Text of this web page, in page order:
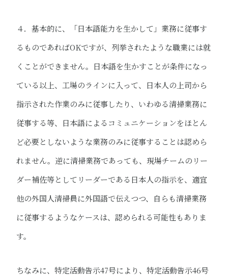
４．基本的に、「日本語能力を生かして」業務に従事す
るものであればOKですが、列挙されたような職業には就
くことができません。日本語を生かすことが条件になっ
ている以上、工場のラインに入って、日本人の上司から
指示された作業のみに従事したり、いわゆる清掃業務に
従事する等、日本語によるコミュニケーションをほとん
ど必要としないような業務のみに従事することは認めら
れません。逆に清掃業務であっても、現場チームのリー
ダー補佐等としてリーダーである日本人の指示を、適宜
他の外国人清掃員に外国語で伝えつつ、自らも清掃業務
に従事するようなケースは、認められる可能性もありま
す。
ちなみに、特定活動告示47号により、特定活動告示46号